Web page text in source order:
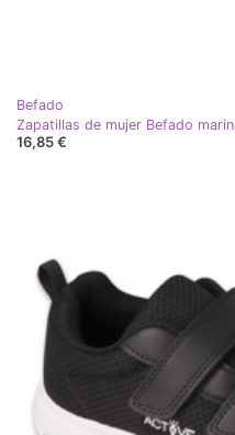
Befado
Zapatillas de mujer Befado
16,85 €